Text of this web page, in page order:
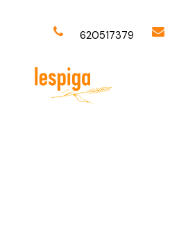
620517379